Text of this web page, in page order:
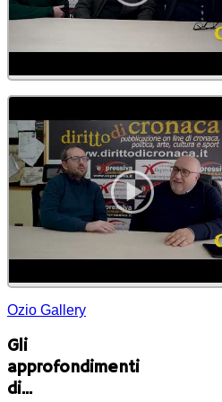
Ozio Gallery
Gli
approfondimenti
di...